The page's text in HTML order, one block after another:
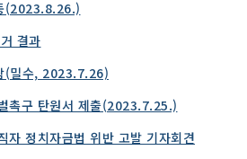
(2023.8.26.)
결과
(밀수, 2023.7.26)
촉구 탄원서 제출(2023.7.25.)
자 정치자금법 위반 고발 기자회견